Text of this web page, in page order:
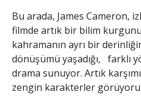
Bu arada, James Cameron,
filmde artık bir bilim
kahramanın ayrı bir
dönüşümü yaşadığı, farklı
drama sunuyor. Artık
zengin karakterler